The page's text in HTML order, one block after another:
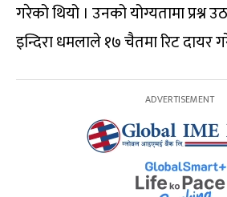
गरेको थियो । उनको योग्यतामा प्रश्न
इन्दिरा धमलाले १७ चैतमा रिट दायर